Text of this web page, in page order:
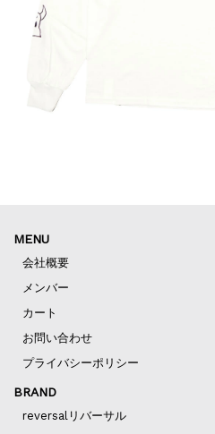
MENU
会社概要
メンバー
カート
お問い合わせ
プライバシーポリシー
BRAND
reversalリバーサル